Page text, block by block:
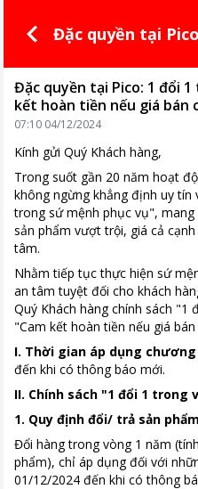
Đặc quyền tại
á bán cao hơn nơi
Đặc quyền tại Pico: 1 đổi
kết hoàn tiền nếu giá bán
07:10 04/12/2024
Kính gửi Quý Khách hàng,
Trong suốt gần 20 năm hoạt
không ngừng khẳng định uy
trong sứ mệnh phục vụ",
sản phẩm vượt trội, giá cả
tâm.
Nhằm tiếp tục thực hiện sứ
an tâm tuyệt đối cho khách
Quý Khách hàng chính sách "1
"Cam kết hoàn tiền nếu giá
I. Thời gian áp dụng
đến khi có thông báo mới.
II. Chính sách "1 đổi 1 trong
1. Quy định đổi/ trả sản phẩm
Đổi hàng trong vòng 1 năm
phẩm), chỉ áp dụng đối với
01/12/2024 đến khi có thông